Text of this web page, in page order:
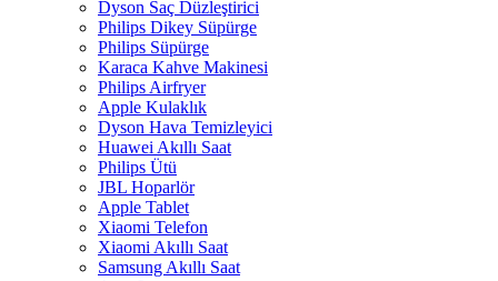
Dyson Saç Düzleştirici
Philips Dikey Süpürge
Philips Süpürge
Karaca Kahve Makinesi
Philips Airfryer
Apple Kulaklık
Dyson Hava Temizleyici
Huawei Akıllı Saat
Philips Ütü
JBL Hoparlör
Apple Tablet
Xiaomi Telefon
Xiaomi Akıllı Saat
Samsung Akıllı Saat